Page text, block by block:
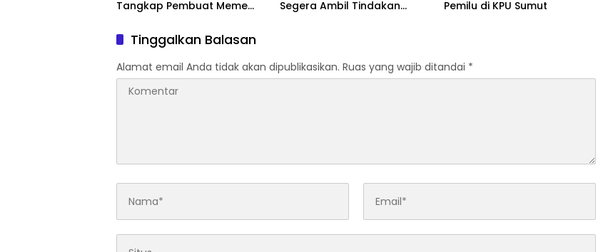
Tangkap Pembuat Meme
Biadab yang Merusak Citra
Pejabat Publik dan Moral
Bangsa”
Segera Ambil Tindakan
PKS
Pemilu di KPU Sumut
Tinggalkan Balasan
Alamat email Anda tidak akan dipublikasikan. Ruas yang wajib ditandai *